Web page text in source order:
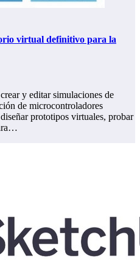
virtual definitivo para la
y editar simulaciones de
de microcontroladores
prototipos virtuales, probar